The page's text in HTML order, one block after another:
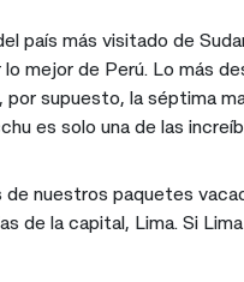
país más visitado de
mejor de Perú. Lo más
supuesto, la séptima
es solo una de las
de nuestros paquetes
de la capital, Lima. Si